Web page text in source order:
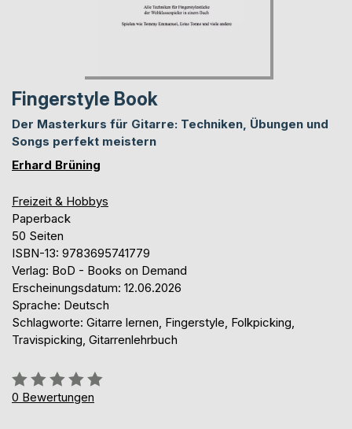
Fingerstyle Book
Der Masterkurs für Gitarre: Techniken, Übungen und
Songs perfekt meistern
Erhard Brüning
Freizeit & Hobbys
Paperback
50 Seiten
ISBN-13: 9783695741779
Verlag: BoD - Books on Demand
Erscheinungsdatum: 12.06.2026
Sprache: Deutsch
Schlagworte: Gitarre lernen, Fingerstyle, Folkpicking,
Travispicking, Gitarrenlehrbuch
Bewertung::
0%
0 Bewertungen